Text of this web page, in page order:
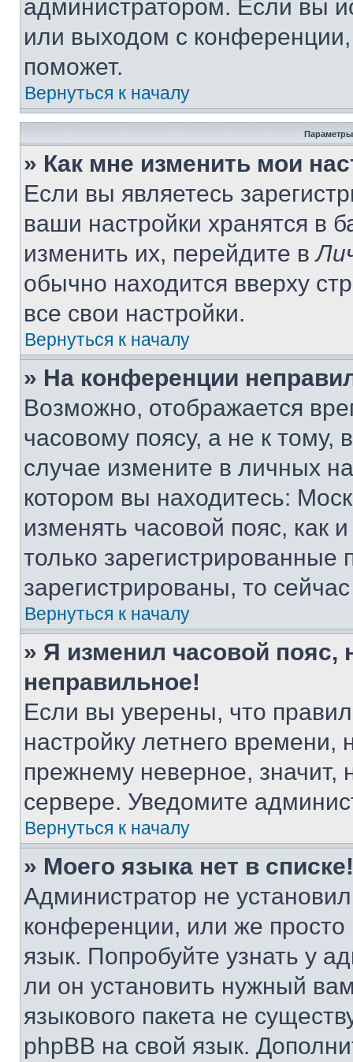
администратором. Если вы
или выходом с
поможет.
Вернуться к началу
Параметры
» Как мне изменить мои
Если вы являетесь
ваши настройки хранятся в
изменить их, перейдите в
обычно находится вверху
все свои настройки.
Вернуться к началу
» На конференции
Возможно, отображается
часовому поясу, а не к тому,
случае измените в личных
котором вы находитесь:
изменять часовой пояс, как
только
зарегистрированы, то
Вернуться к началу
» Я изменил часовой пояс,
неправильное!
Если вы уверены, что
настройку летнего
прежнему неверное, значит,
сервере. Уведомите
Вернуться к началу
» Моего языка нет в списке!
Администратор не
конференции, или же
язык. Попробуйте узнать у
ли он установить нужный
языкового пакета не
phpBB на свой язык.